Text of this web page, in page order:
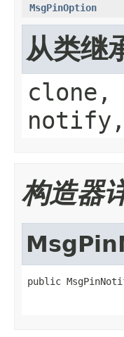
MsgPinOption
从类
clone,
构造器
public